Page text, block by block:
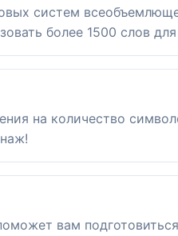
систем
более 1500 слов
на количество
вам